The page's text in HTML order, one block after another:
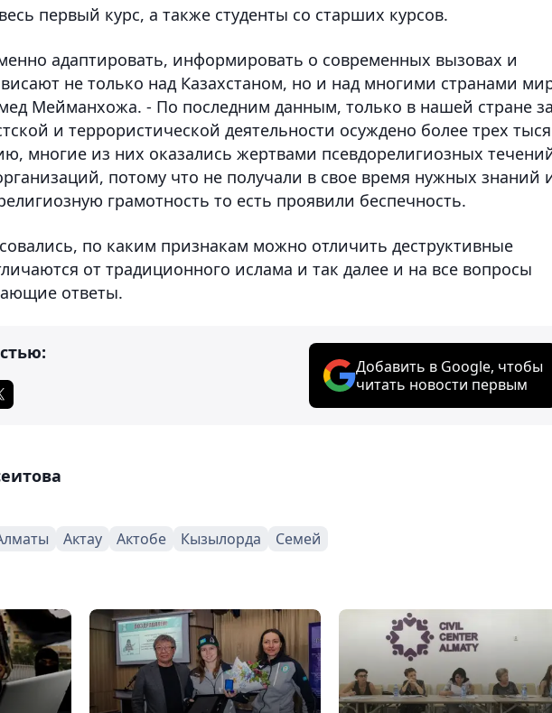
первый курс, а также студенты со старших курсов.
адаптировать, информировать о современных вызовах и
не только над Казахстаном, но и над многими странами
Мейманхожа. - По последним данным, только в нашей стране
и террористической деятельности осуждено более трех
многие из них оказались жертвами псевдорелигиозных
потому что не получали в свое время нужных знаний
грамотность то есть проявили беспечность.
по каким признакам можно отличить деструктивные
от традиционного ислама и так далее и на все вопросы
ответы.
Добавить в Google, чтобы
читать новости первым
Актау Актобе Кызылорда Семей